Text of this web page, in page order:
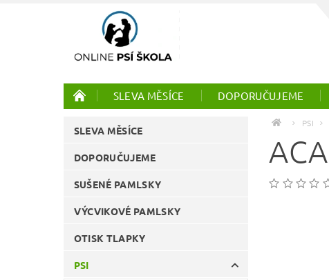
SLEVA MĚSÍCE DOPORUČUJEME
SLEVA MĚSÍCE
DOPORUČUJEME
SUŠENÉ PAMLSKY
VÝCVIKOVÉ PAMLSKY
OTISK TLAPKY
PSI
PSI